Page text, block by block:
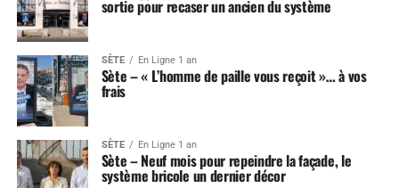
sortie pour recaser un ancien du système
SÈTE En Ligne 1 an
Sète – « L’homme de paille vous reçoit »… à vos
frais
SÈTE En Ligne 1 an
Sète – Neuf mois pour repeindre la façade, le
système bricole un dernier décor